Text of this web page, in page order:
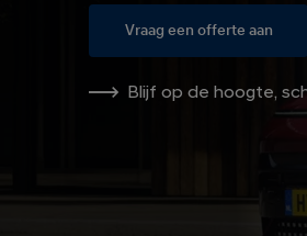
Vraag een offerte aan
Blijf op de hoogte,